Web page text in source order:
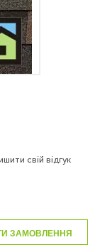
свій відгук
ЗАМОВЛЕННЯ